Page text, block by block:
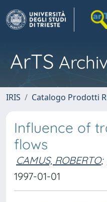
ArTS
IRIS Catalogo Prodotti
Influence of
flows
CAMUS, ROBERTO;
1997-01-01